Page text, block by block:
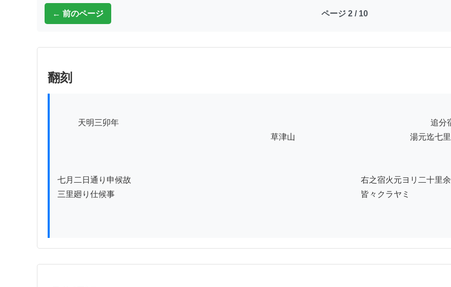
← 前のページ ページ 2 / 10
翻刻
草津山　　　　　　　　　　　　　　湯元迄七里
七月二日通り申候故　　　　　　　　　　　　　　　　　　　　　　　　　　　　右之宿火元ヨリ二十里余
三里廻り仕候事　　　　　　　　　　　　　　　　　　　　　　　　　　　　　　皆々クラヤミ